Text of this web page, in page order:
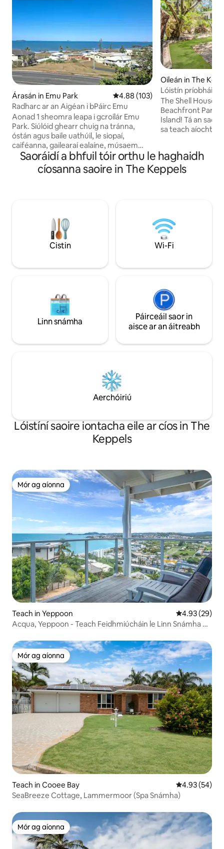
Árasán in Emu Park Meánrátáil 4.88 as 5, 103
4.88 (103)
Radharc ar an Aigéan i bPáirc Emu
Aonad 1 sheomra leapa i gcroílár Emu
Park. Siúlóid ghearr chuig na tránna,
óstán agus baile uathúil, le siopaí,
caiféanna, gailearaí ealaíne, músaem
agus séadchomhartha RSL Lig do scíth ar
do dheic mhór óna bhfuil radhairc ar an
aigéan nó téigh trasna an bhóthair chun
agus mar sin níl sé oiriúnach do dhaoine a
bhfuil fadhbanna soghluaisteachta acu.
An bhfuil tú ag tabhairt cuairt ar Oileán
Mór Keppel? Faigheann aíonna lascaine
Oileán in The
Lóistín
House
The Shell House
Beachfront
Island! Tá an
sa teach aíochta
an aigéan,
agus maireachtáil
chomhshaol le
dhodhearmadta.
thránna gan
bríomhara
Saoráidí a bhfuil tóir orthu le haghaidh
cíosanna saoire in The Keppels
Cistin Wi-Fi
Linn snámha
Páirceáil saor in
aisce ar an áitreabh
Aerchóiriú
Lóistíní saoire iontacha eile ar cíos in The
Keppels
Mór ag aíonna
Mór ag aíonna
Teach in Yeppoon Meánrátáil
4.93 (29)
Acqua, Yeppoon - Teach Feidhmiúcháin le Linn Snámha &
Mór ag aíonna
Mór ag aíonna
Teach in Cooee Bay Meánrátáil
4.93 (54)
SeaBreeze Cottage, Lammermoor (Spa Snámha)
Mór ag aíonna
Mór ag aíonna